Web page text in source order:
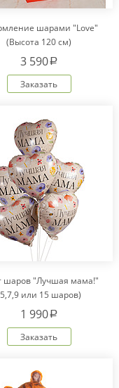
шарами "Love"
(Высота 120 см)
3 590a
Заказать
шаров "Лучшая мама!"
или 15 шаров)
1 990a
Заказать